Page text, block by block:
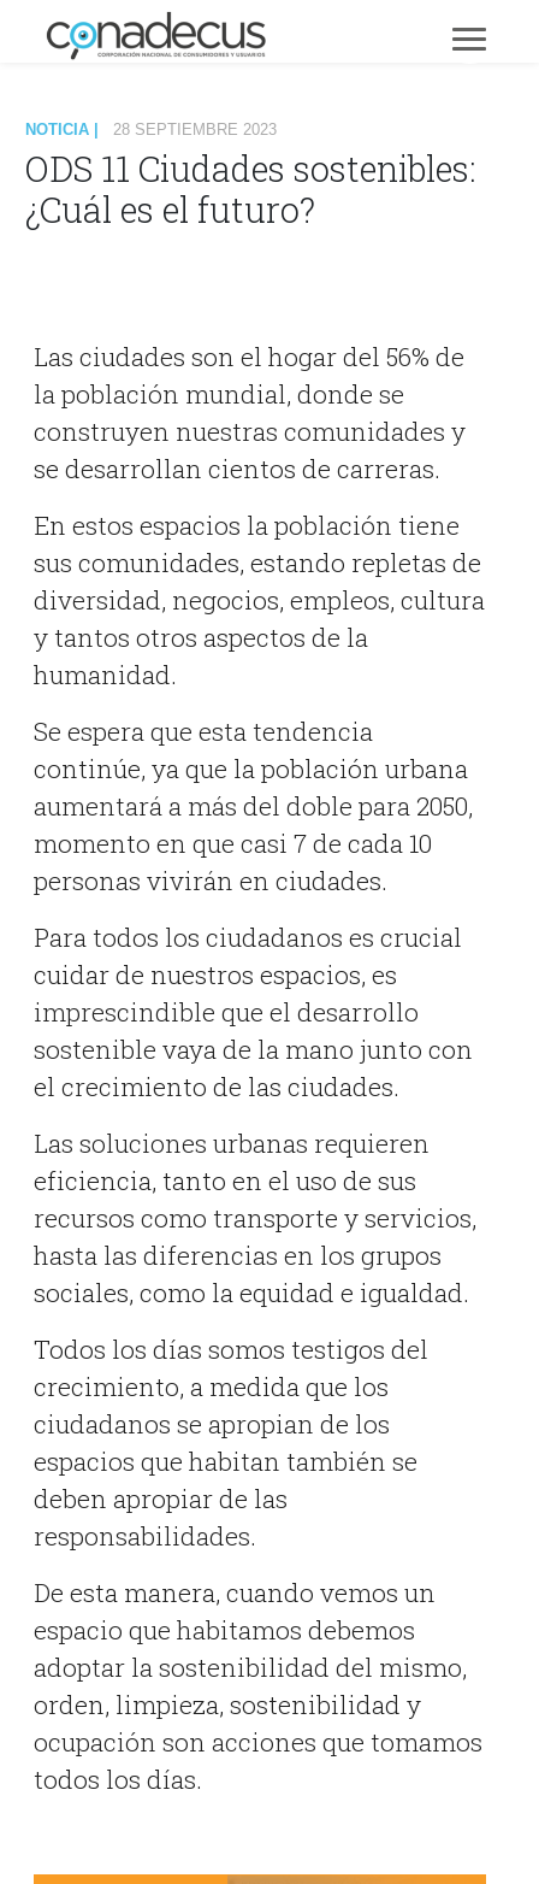
NOTICIA | 28 SEPTIEMBRE 2023
ODS 11 Ciudades sostenibles:
¿Cuál es el futuro?
Las ciudades son el hogar del 56% de
la población mundial, donde se
construyen nuestras comunidades y
se desarrollan cientos de carreras.
En estos espacios la población tiene
sus comunidades, estando repletas de
diversidad, negocios, empleos, cultura
y tantos otros aspectos de la
humanidad.
Se espera que esta tendencia
continúe, ya que la población urbana
aumentará a más del doble para 2050,
momento en que casi 7 de cada 10
personas vivirán en ciudades.
Para todos los ciudadanos es crucial
cuidar de nuestros espacios, es
imprescindible que el desarrollo
sostenible vaya de la mano junto con
el crecimiento de las ciudades.
Las soluciones urbanas requieren
eficiencia, tanto en el uso de sus
recursos como transporte y servicios,
hasta las diferencias en los grupos
sociales, como la equidad e igualdad.
Todos los días somos testigos del
crecimiento, a medida que los
ciudadanos se apropian de los
espacios que habitan también se
deben apropiar de las
responsabilidades.
De esta manera, cuando vemos un
espacio que habitamos debemos
adoptar la sostenibilidad del mismo,
orden, limpieza, sostenibilidad y
ocupación son acciones que tomamos
todos los días.